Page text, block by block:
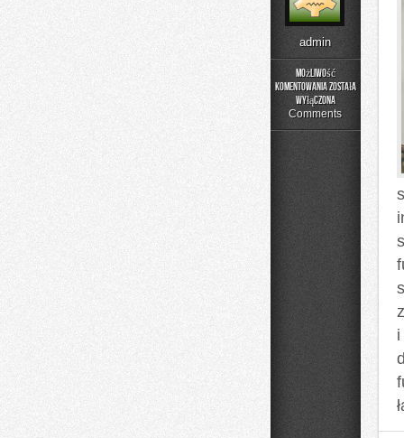
admin
Możliwość
komentowania
Rehabilitacja
Fizjoterapia
została
wyłączona
Comments
i